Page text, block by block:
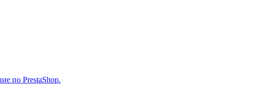
по PrestaShop.